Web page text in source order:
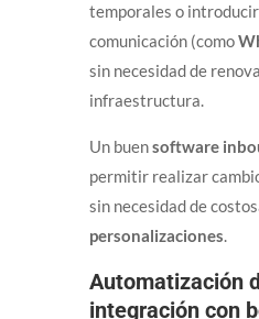
temporales o
comunicación (como
sin necesidad de
infraestructura.
Un buensoftware
permitir realizar
sin necesidad de
personalizaciones.
Automatización
integración con